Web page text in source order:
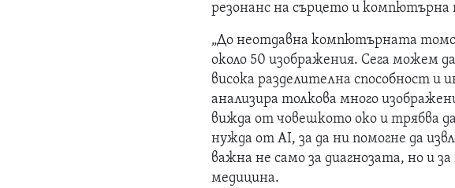
резонанс на сърцето и компютърна
„До неотдавна компютърната
около 50 изображения. Сега можем
висока разделителна способност и
анализира толкова много
вижда от човешкото око и трябва
нужда от AI, за да ни помогне да
важна не само за диагнозата, но и
медицина.